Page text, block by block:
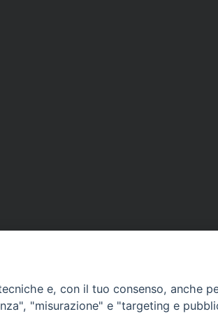
e, con il tuo consenso, anche
"misurazione" e "targeting e